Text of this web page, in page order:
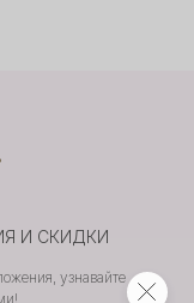
И СКИДКИ
узнавайте